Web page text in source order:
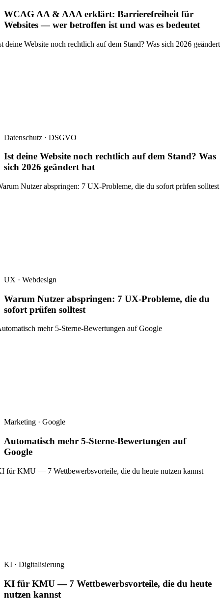
WCAG AA & AAA erklärt: Barrierefreiheit für
Websites — wer betroffen ist und was es bedeutet
Datenschutz · DSGVO
Ist deine Website noch rechtlich auf dem Stand? Was
sich 2026 geändert hat
UX · Webdesign
Warum Nutzer abspringen: 7 UX-Probleme, die du
sofort prüfen solltest
Marketing · Google
Automatisch mehr 5-Sterne-Bewertungen auf
Google
KI · Digitalisierung
KI für KMU — 7 Wettbewerbsvorteile, die du heute
nutzen kannst